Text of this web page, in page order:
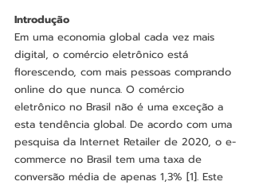
Introdução
Em uma economia global cada vez mais
digital, o comércio eletrônico está
florescendo, com mais pessoas comprando
online do que nunca. O comércio
eletrônico no Brasil não é uma exceção a
esta tendência global. De acordo com uma
pesquisa da Internet Retailer de 2020, o e-
commerce no Brasil tem uma taxa de
conversão média de apenas 1,3% [1]. Este